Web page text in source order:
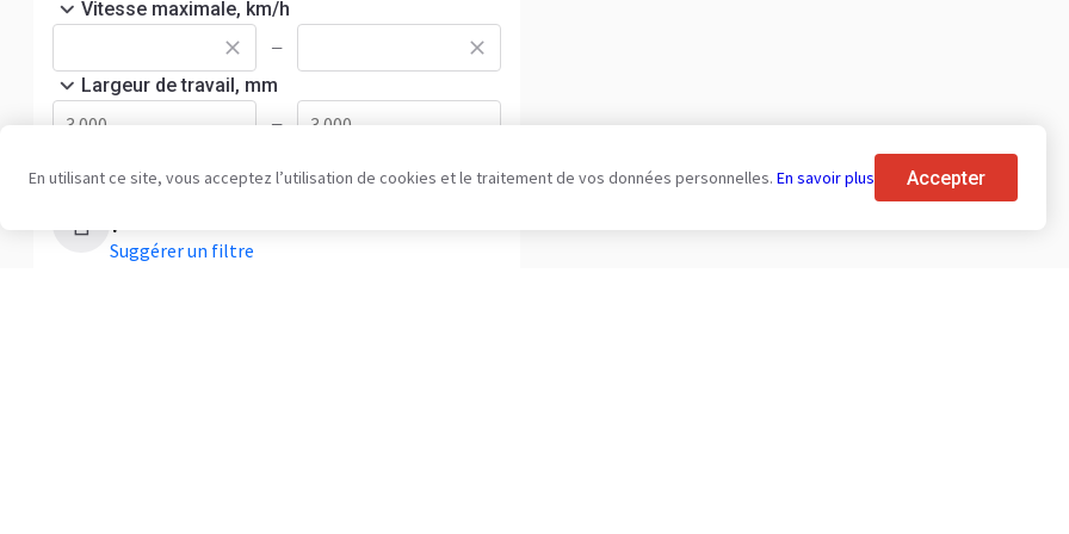
Vitesse maximale, km/h
—
Largeur de travail, mm
—
?
Suggérer un filtre
En utilisant ce site, vous acceptez l’utilisation de cookies et le traitement de vos données personnelles. En savoir plus Accepter